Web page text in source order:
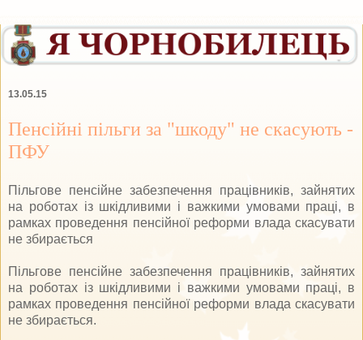
13.05.15
Пенсійні пільги за "шкоду" не скасують -
ПФУ
Пільгове пенсійне забезпечення працівників, зайнятих
на роботах із шкідливими і важкими умовами праці, в
рамках проведення пенсійної реформи влада скасувати
не збирається
Пільгове пенсійне забезпечення працівників, зайнятих
на роботах із шкідливими і важкими умовами праці, в
рамках проведення пенсійної реформи влада скасувати
не збирається.